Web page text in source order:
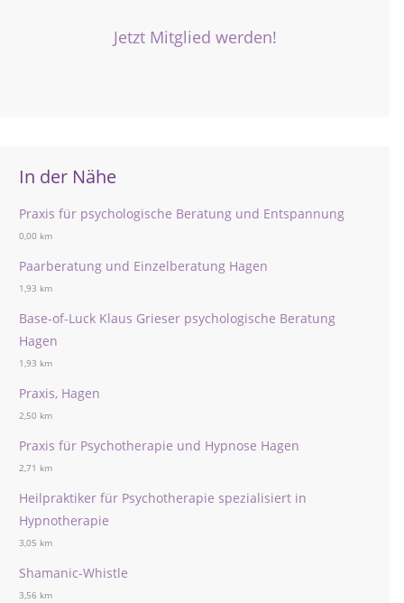
Jetzt Mitglied werden!
In der Nähe
Praxis für psychologische Beratung und Entspannung
0,00 km
Paarberatung und Einzelberatung Hagen
1,93 km
Base-of-Luck Klaus Grieser psychologische Beratung
Hagen
1,93 km
Praxis, Hagen
2,50 km
Praxis für Psychotherapie und Hypnose Hagen
2,71 km
Heilpraktiker für Psychotherapie spezialisiert in
Hypnotherapie
3,05 km
Shamanic-Whistle
3,56 km